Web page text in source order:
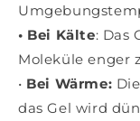
• Bei Kälte: Das
Moleküle enger
• Bei Wärme:
das Gel wird